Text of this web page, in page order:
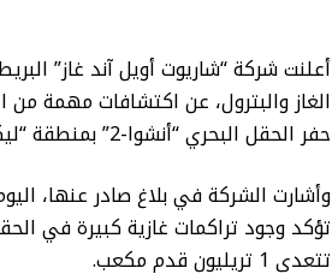
أعلنت شركة “شاريوت أويل آند غاز”
الغاز والبترول، عن اكتشافات مهمة
حفر الحقل البحري “أنشوا-2” بمنطقة “ليكسوس” قبالة سواحل العرائش.
وأشارت الشركة في بلاغ صادر عنها،
تتعدى 1 تريليون قدم مكعب.